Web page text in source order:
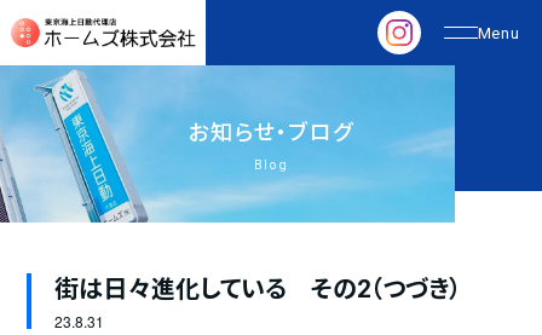
お知らせ・ブログ
Blog
街は日々進化している その2（つづき）
23.8.31